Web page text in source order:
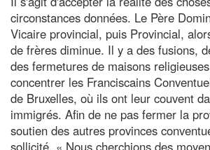
circonstances données. Le Père
Vicaire provincial, puis Provincial,
de frères diminue. Il y a des fusions,
des fermetures de maisons
concentrer les Franciscains
de Bruxelles, où ils ont leur couvent
immigrés. Afin de ne pas fermer la
soutien des autres provinces
sollicité. « Nous cherchions des